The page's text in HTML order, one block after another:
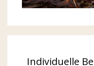
Individuelle